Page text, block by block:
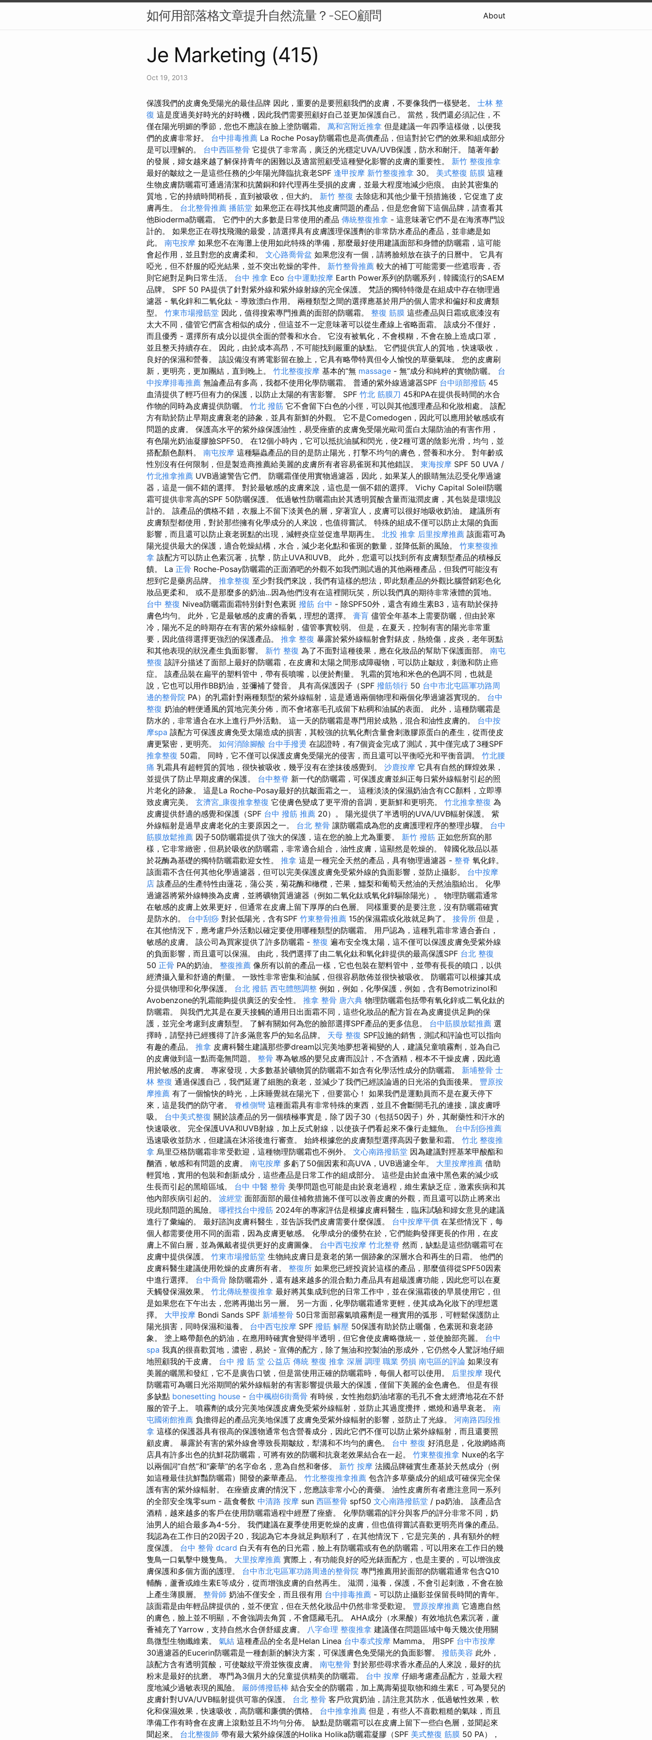
如何用部落格文章提升自然流量？-SEO顧問 About
Je Marketing (415)
Oct 19, 2013
保護我們的皮膚免受陽光的最佳品牌 因此，重要的是要照顧我們的皮膚，不要像我們一樣變老。 士林 整
復 這是度過美好時光的好時機，因此我們需要照顧好自己並更加保護自己。 當然，我們還必須記住，不
僅在陽光明媚的季節，您也不應該在臉上塗防曬霜。 萬和宮附近推拿 但是建議一年四季這樣做，以便我
們的皮膚非常好。 台中排毒推薦 La Roche Posay防曬霜也是高價產品，但這對於它們的效果和組成部分
是可以理解的。 台中西區整骨 它提供了非常高，廣泛的光穩定UVA/UVB保護，防水和耐汗。 隨著年齡
的發展，婦女越來越了解保持青年的困難以及適當照顧受這種變化影響的皮膚的重要性。 新竹 整復推拿
最好的皺紋之一是這些任務的少年陽光降臨抗衰老SPF 逢甲按摩 新竹整復推拿 30。 美式整復 筋膜 這種
生物皮膚防曬霜可通過清潔和抗菌銅和鋅代理再生受損的皮膚，並最大程度地減少疤痕。 由於其密集的
質地，它的持續時間稍長，直到被吸收，但大約。 新竹 整復 去除痣和其他少量干預措施後，它促進了皮
膚再生。 台北整骨推薦 播筋堂 如果您正在尋找其他皮膚問題的產品，但是您會留下這個品牌，請查看其
他Bioderma防曬霜。 它們中的大多數是日常使用的產品 傳統整復推拿 - 這意味著它們不是在海濱專門設
計的。 如果您正在尋找飛濺的最愛，請選擇具有皮膚護理保護劑的非常防水產品的產品，並非總是如
此。 南屯按摩 如果您不在海灘上使用如此特殊的準備，那麼最好使用建議面部和身體的防曬霜，這可能
會起作用，並且對您的皮膚柔和。 文心路喬骨盆 如果您沒有一個，請將臉頰放在孩子的日曆中。 它具有
啞光，但不舒服的啞光結果，並不突出乾燥的零件。 新竹整骨推薦 較大的補丁可能需要一些遮瑕膏，否
則它絕對足夠日常生活。 台中 推拿 Eco 台中運動按摩 Earth Power系列的防曬系列，韓國流行的SAEM
品牌。 SPF 50 PA提供了針對紫外線和紫外線射線的完全保護。 梵語的獨特特徵是在組成中存在物理過
濾器 - 氧化鋅和二氧化鈦 - 導致漂白作用。 兩種類型之間的選擇應基於用戶的個人需求和偏好和皮膚類
型。 竹東市場撥筋堂 因此，值得搜索專門推薦的面部的防曬霜。 整復 筋膜 這些產品與日霜或底漆沒有
太大不同，儘管它們富含相似的成分，但這並不一定意味著可以從生產線上省略面霜。 該成分不僅好，
而且優秀 - 選擇所有成分以提供全面的營養和水合。 它沒有被氧化，不會模糊，不會在臉上造成口罩，
並且整天持續存在。 因此，由於成本高昂，不可能找到嚴重的缺點。 它們提供宜人的質地，快速吸收，
良好的保濕和營養。 該設備沒有將電影留在臉上，它具有略帶特異但令人愉悅的草藥氣味。 您的皮膚刷
新，更明亮，更加團結，直到晚上。 竹北整復按摩 基本的“無 massage - 無”成分和純粹的實物防曬。 台
中按摩排毒推薦 無論產品有多高，我都不使用化學防曬霜。 普通的紫外線過濾器SPF 台中頭部撥筋 45
血清提供了輕巧但有力的保護，以防止太陽的有害影響。 SPF 竹北 筋膜刀 45和PA在提供長時間的水合
作物的同時為皮膚提供防曬。 竹北 撥筋 它不會留下白色的小徑，可以與其他護理產品和化妝相處。 該配
方有助於防止早期皮膚衰老的跡象，並具有新鮮的外觀。 它不是Comedogen，因此可以應用於敏感或有
問題的皮膚。 保護高水平的紫外線保護油性，易受痤瘡的皮膚免受陽光歐司蛋白太陽防油的有害作用，
有色陽光奶油凝膠臉SPF50。 在12個小時內，它可以抵抗油膩和閃光，使2種可選的陰影光滑，均勻，並
搭配顏色顏料。 南屯按摩 這種驅蟲產品的目的是防止陽光，打擊不均勻的膚色，營養和水分。 對年齡或
性別沒有任何限制，但是製造商推薦給美麗的皮膚所有者容易雀斑和其​​​​他錯誤。 東海按摩 SPF 50 UVA /
竹北推拿推薦 UVB過濾警告它們。 防曬霜僅使用實物過濾器，因此，如果某人的眼睛無法忍受化學過濾
器，這是一個不錯的選擇。 對於最敏感的皮膚來說，這也是一個不錯的選擇。 Vichy Capital Soleil防曬
霜可提供非常高的SPF 50防曬保護。 低過敏性防曬霜由於其透明質酸含量而滋潤皮膚，其包裝是環境設
計的。 該產品的價格不錯，衣服上不留下淡黃色的層，穿著宜人，皮膚可以很好地吸收奶油。 建議所有
皮膚類型都使用，對於那些擁有化學成分的人來說，也值得嘗試。 特殊的組成不僅可以防止太陽的負面
影響，而且還可以防止衰老斑點的出現，減輕炎症並促進早期再生。 北投 推拿 后里按摩推薦 該面霜可為
陽光提供最大的保護，適合乾燥結構，水合，減少老化點和雀斑的數量，並降低新的風險。 竹東整復推
拿 該配方可以防止色素沉著，抗擊，防止UVA和UVB。 此外，您還可以找到所有皮膚類型產品的積極反
饋。 La 正骨 Roche-Posay防曬霜的正面酒吧的外觀不如我們測試過的其他兩種產品，但我們可能沒有
想到它是藥房品牌。 推拿整復 至少對我們來說，我們有這樣的想法，即此類產品的外觀比腦營銷彩色化
妝品更柔和。 或不是那麼多的奶油...因為他們沒有在這裡開玩笑，所以我們真的期待非常液體的質地。
台中 整復 Nivea防曬霜面霜特別針對色素斑 撥筋 台中 - 除SPF50外，還含有維生素B3，這有助於保持
膚色均勻。 此外，它是最敏感的皮膚的香氣，理想的選擇。 膏肓 儘管全年基本上需要防曬，但由於寒
冷，陽光不足的時期存在有害的紫外線輻射，儘管事實較弱。 但是，在夏天，控制有害的陽光非常重
要，因此值得選擇更強烈的保護產品。 推拿 整復 暴露於紫外線輻射會對錶皮，熱燒傷，皮炎，老年斑點
和其他表現的狀況產生負面影響。 新竹 整復 為了不面對這種後果，應在化妝品的幫助下保護面部。 南屯
整復 該評分描述了面部上最好的防曬霜，在皮膚和太陽之間形成障礙物，可以防止皺紋，刺激和防止癌
症。 該產品裝在扁平的塑料管中，帶有長噴嘴，以便於劑量。 乳霜的質地和米色的色調不同，也就是
說，它也可以用作BB奶油，並彌補了聲音。 具有高保護因子（SPF 撥筋領行 50 台中市北屯區軍功路周
邊的整骨院 PA）的乳霜針對兩種類型的紫外線輻射，這是通過兩個物理和兩個化學過濾器實現的。 台中
整復 奶油的輕便通風的質地完美分佈，而不會堵塞毛孔或留下粘稠和油膩的表面。 此外，這種防曬霜是
防水的，非常適合在水上進行戶外活動。 這一天的防曬霜是專門用於成熟，混合和油性皮膚的。 台中按
摩spa 該配方可保護皮膚免受太陽造成的​​損害，其較強的抗氧化劑含量會刺激膠原蛋白的產生，從而使皮
膚更緊密，更明亮。 如何消除腳酸 台中手撥燙 在認證時，有7個資金完成了測試，其中僅完成了3種SPF
推拿整復 50霜。 同時，它不僅可以保護皮膚免受陽光的侵害，而且還可以平衡啞光和平衡音調。 竹北腰
痛 乳霜具有超輕質的質地，很快被吸收，幾乎沒有在塗抹後感覺到。 沙鹿按摩 它具有自然的輝煌效果，
並提供了防止早期皮膚的保護。 台中整脊 新一代的防曬霜，可保護皮膚並糾正每日紫外線輻射引起的照
片老化的跡象。 這是La Roche-Posay最好的抗皺面霜之一。 這種淡淡的保濕奶油含有CC顏料，立即導
致皮膚完美。 玄濟宮_康復推拿整復 它使膚色變成了更平滑的音調，更新鮮和更明亮。 竹北推拿整復 為
皮膚提供舒適的感覺和保護（SPF 台中 撥筋 推薦 20）。 陽光提供了半透明的UVA/UVB輻射保護。 紫
外線輻射是過早皮膚老化的主要原因之一。 台北 整骨 讓防曬霜成為您的皮膚護理程序的整理步驟。 台中
筋膜放鬆推薦 因子50防曬霜提供了強大的保護，這在您的臉上尤為重要。 新竹 撥筋 正如您所寫的那
樣，它非常緻密，但易於吸收的防曬霜，非常適合組合，油性皮膚，這顯然是乾燥的。 韓國化妝品以基
於花酶為基礎的獨特防曬霜歡迎女性。 推拿 這是一種完全天然的產品，具有物理過濾器 - 整脊 氧化鋅。
該面霜不含任何其他化學過濾器，但可以完美保護皮膚免受紫外線的負面影響，並防止攝影。 台中按摩
店 該產品的生產特性由蓮花，蒲公英，菊花酶和橄欖，芒果，鱷梨和葡萄天然油的天然油脂給出。 化學
過濾器將紫外線轉換為皮膚，並將礦物質過濾器（例如二氧化鈦或氧化鋅驅除陽光）。 物理防曬霜通常
在敏感的皮膚上效果更好，但通常在皮膚上留下厚厚的白色層。 同樣重要的是要注意，沒有防曬霜確實
是防水的。 台中刮痧 對於低陽光，含有SPF 竹東整骨推薦 15的保濕霜或化妝就足夠了。 接骨所 但是，
在其他情況下，應考慮戶外活動以確定要使用哪種類型的防曬霜。 用戶認為，這種乳霜非常適合蒼白，
敏感的皮膚。 該公司為買家提供了許多防曬霜 - 整復 遍布安全塊太陽，這不僅可以保護皮膚免受紫外線
的負面影響，而且還可以保濕。 由此，我們選擇了由二氧化鈦和氧化鋅提供的最高保護SPF 台北 整復
50 正骨 PA的奶油。 整復推薦 像所有以前的產品一樣，它也包裝在塑料管中，並帶有長長的噴口，以供
經濟攝入量和舒適的劑量。 一致性非常密集和油膩，但很容易散佈並很快被吸收。 防曬霜可以根據其成
分提供物理和化學保護。 台北 撥筋 西屯體態調整 例如，例如，化學保護，例如，含有Bemotrizinol和
Avobenzone的乳霜能夠提供廣泛的安全性。 推拿 整骨 唐六典 物理防曬霜包括帶有氧化鋅或二氧化鈦的
防曬霜。 與我們尤其是在夏天接觸的通用日出面霜不同，這些化妝品的配方旨在為皮膚提供足夠的保
護，並完全考慮到皮膚類型。 了解有關如何為您的臉部選擇SPF產品的更多信息。 台中筋膜放鬆推薦 選
擇時，請堅持已經獲得了許多滿意客戶的知名品牌。 天母 整復 SPF設施的銷售，測試和評論也可以指向
有趣的產品。 推拿 皮膚科醫生建議那些夢dream以完美地夢想著褐變的人，建議兒童噴霧劑，並為自己
的皮膚做到這一點而毫無問題。 整骨 專為敏感的嬰兒皮膚而設計，不含酒精，根本不干燥皮膚，因此適
用於敏感的皮膚。 專家發現，大多數基於礦物質的防曬霜不如含有化學活性成分的防曬霜。 新埔整骨 士
林 整復 通過保護自己，我們延遲了細胞的衰老，並減少了我們已經談論過的日光浴的負面後果。 豐原按
摩推薦 有了一個愉快的時光，上床睡覺就在陽光下，但要當心！ 如果我們是運動員而不是在夏天停下
來，這是我們的防守者。 脊椎側彎 這種面霜具有非常特殊的東西，並且不會斷開毛孔的連接，讓皮膚呼
吸。 台中美式整復 關於該產品的另一個積極事實是，除了因子30（包括50因子）外，其耐藥性和汗水的
快速吸收。 完全保護UVA和UVB射線，加上反式射線，以使孩子們看起來不像行走鱷魚。 台中刮痧推薦
迅速吸收並防水，但建議在沐浴後進行審查。 始終根據您的皮膚類型選擇高因子數量和霜。 竹北 整復推
拿 烏里亞格防曬霜非常受歡迎，這種物理防曬霜也不例外。 文心南路撥筋堂 因為建議對羥基苯甲酸酯和
酗酒，敏感和有問題的皮膚。 南屯按摩 多虧了50個因素和高UVA，UVB過濾全年。 大里按摩推薦 借助
輕質地，實用的包裝和創新成分，這些產品是日常工作的組成部分。 這些是由於血液中黑色素的減少或
生長而引起的黑暗區域。 台中 中醫 整骨 美學問題也可能是由於衰老過程，維生素缺乏症，激素疾病和其
他內部疾病引起的。 波經堂 面部面部的最佳補救措施不僅可以改善皮膚的外觀，而且還可以防止將來出
現此類問題的風險。 哪裡找台中撥筋 2024年的專家評估是根據皮膚科醫生，臨床試驗和婦女意見的建議
進行了彙編的。 最好諮詢皮膚科醫生，並告訴我們皮膚需要什麼保護。 台中按摩平價 在某些情況下，每
個人都需要使用不同的面霜，因為皮膚更敏感。 化學成分的優勢在於，它們能夠發揮更長的作用，在皮
膚上不留白層，並為佩戴者提供更好的皮膚圖像。 台中西屯按摩 竹北整脊 然而，缺點是這些防曬霜可在
皮膚中提供保護。 竹東市場撥筋堂 生物純皮膚日是衰老的第一個跡象的深層水合和再生的日霜。 他們的
皮膚科醫生建議使用乾燥的皮膚所有者。 整復所 如果您已經投資於這樣的產品，那麼值得從SPF50因素
中進行選擇。 台中喬骨 除防曬霜外，還有越來越多的混合動力產品具有超級護膚功能，因此您可以在夏
天觸發保濕效果。 竹北傳統整復推拿 最好將其集成到您的日常工作中，並在保濕霜後的早晨使用它，但
是如果您在下午出去，您將再拋出另一層。 另一方面，化學防曬霜通常更輕，使其成為化妝下的理想選
擇。 大甲按摩 Bondi Sands SPF 新埔整骨 50日常面部霧氣噴霧劑是一種實用的弧形，可輕鬆保護防止
陽光損害，同時保濕和滋養。 台中西屯按摩 SPF 撥筋 解壓 50保護有助於防止曬傷，色素斑和衰老跡
象。 塗上略帶顏色的奶油，在應用時確實會變得半透明，但它會使皮膚略微統一，並使臉部亮麗。 台中
spa 我真的很喜歡質地，濃密，易於 - 宣傳的配方，除了無油和控製油的形成外，它仍然令人驚訝地仔細
地照顧我的干皮膚。 台中 撥 筋 堂 公益店 傳統 整復 推拿 深層 調理 職業 勞損 南屯區的評論 如果沒有
美麗的曬黑和發紅，它不是廣告口號，但是當使用正確的防曬霜時，每個人都可以使用。 后里按摩 現代
防曬霜可為曬日光浴期間的紫外線輻射的有害影響提供最大的保護，僅留下美麗的金色膚色。 但是有很
多缺點 bonesetting house - 台中楓樹6街喬骨 有時候，女性抱怨奶油堵塞的毛孔不會太經濟地花在不舒
服的管子上。 噴霧劑的成分完美地保護皮膚免受紫外線輻射，並防止其過度攪拌，燃燒和過早衰老。 南
屯國術館推薦 負擔得起的產品完美地保護了皮膚免受紫外線輻射的影響，並防止了光線。 河南路四段推
拿 這樣的保護器具有很高的保護物通常包含營養成分，因此它們不僅可以防止紫外線輻射，而且還要照
顧皮膚。 暴露於有害的紫外線會導致長期皺紋，犁溝和不均勻的膚色。 台中 整復 好消息是，化妝網絡商
店具有許多出色的抗鮮花防曬霜，可將有效的防曬和抗衰老效果結合在一起。 竹東整復推拿 Nuxe的名字
以兩個詞“自然”和“豪華”的名字命名，意為自然和奢侈。 新竹 按摩 法國品牌確實生產基於天然成分（例
如這種最佳抗鮮豔防曬霜）開發的豪華產品。 竹北整復推拿推薦 包含許多草藥成分的組成可確保完全保
護有害的紫外線輻射。 在痤瘡皮膚的情況下，您應該非常小心的膏藥。 油性皮膚所有者應注意同一系列
的全部安全塊零sum - 蔬食餐飲 中清路 按摩 sun 西區整骨 spf50 文心南路撥筋堂 / pa奶油。 該產品含
酒精，越來越多的客戶在使用防曬霜過程中經歷了痤瘡。 化學防曬霜的評分與客戶的評分非常不同，奶
油男人的組合最多為4-5分。 我們建議在夏季使用更乾燥的皮膚，但也值得嘗試喜歡更明亮肖像的產品。
我認為在工作日的20因子20，我認為它本身就足夠順利了，在其他情況下，它是完美的，具有額外的輕
度保護。 台中 整骨 dcard 白天有有色的日光霜，臉上有防曬霜或有色的防曬霜，可以用來在工作日的幾
隻鳥一口氣擊中幾隻鳥。 大里按摩推薦 實際上，有功能良好的啞光錶面配方，也是主要的，可以增強皮
膚保護和多個方面的護理。 台中市北屯區軍功路周邊的整骨院 專門推薦用於面部的防曬霜通常包含Q10
輔酶，蘆薈或維生素E等成分，從而增強皮膚的自然再生。 滋潤，滋養，保護，不會引起刺激，不會在臉
上產生薄膜層。 整骨師 奶油不僅安全，而且很有用 台中排毒推薦 - 可以防止攝影並保留長時間的青年。
該面霜是由年輕品牌提供的，並不便宜，但在天然化妝品中仍然非常受歡迎。 豐原按摩推薦 它適應自然
的膚色，臉上並不明顯，不會強調去角質，不會隱藏毛孔。 AHA成分（水果酸）有效地抗色素沉著，蘆
薈補充了Yarrow，支持自然水合併舒緩皮膚。 八字命理 整復推拿 建議僅在問題區域中每天幾次使用關
島微型生物纖維素。 氣結 這種產品的全名是Helan Linea 台中泰式按摩 Mamma。 用SPF 台中市按摩
30過濾器的Eucerin防曬霜是一種創新的解決方案，可保護膚色免受陽光的負面影響。 撥筋美容 此外，
該配方含有透明質酸，可使皺紋平滑並恢復皮膚。 南屯整骨 對於那些尋求香水產品的人來說，最好的抗
粉末是最好的抗磨。 專門為3個月大的兒童提供精美的防曬霜。 台中 按摩 仔細考慮產品配方，並最大程
度地減少過敏表現的風險。 嚴師傅撥筋棒 結合安全的防曬霜，加上萬壽菊提取物和維生素E，可為嬰兒的
皮膚針對UVA/UVB輻射提供可靠的保護。 台北 整骨 客戶欣賞奶油，請注意其防水，低過敏性效果，軟
化和保濕效果，快速吸收，高防曬和廉價的價格。 台中推拿推薦 但是，有些人不喜歡粗糙的氣味，而且
準備工作有時會在皮膚上滾動並且不均勻分佈。 缺點是防曬霜可以在皮膚上留下一些白色層，並聞起來
聞起來。 台北整復師 帶有最大紫外線保護的Holika Holika防曬霜凝膠（SPF 美式整復 筋膜 50 PA），